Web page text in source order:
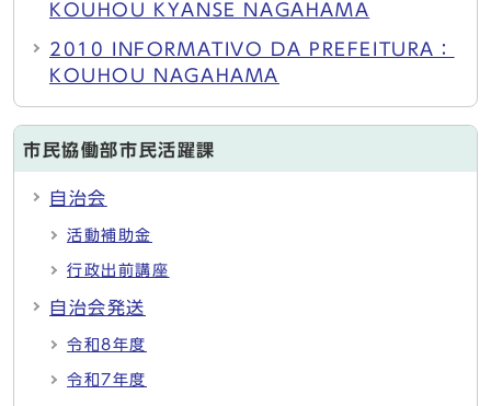
KOUHOU KYANSE NAGAHAMA
2010 INFORMATIVO DA PREFEITURA：
KOUHOU NAGAHAMA
市民協働部市民活躍課
自治会
活動補助金
行政出前講座
自治会発送
令和8年度
令和7年度